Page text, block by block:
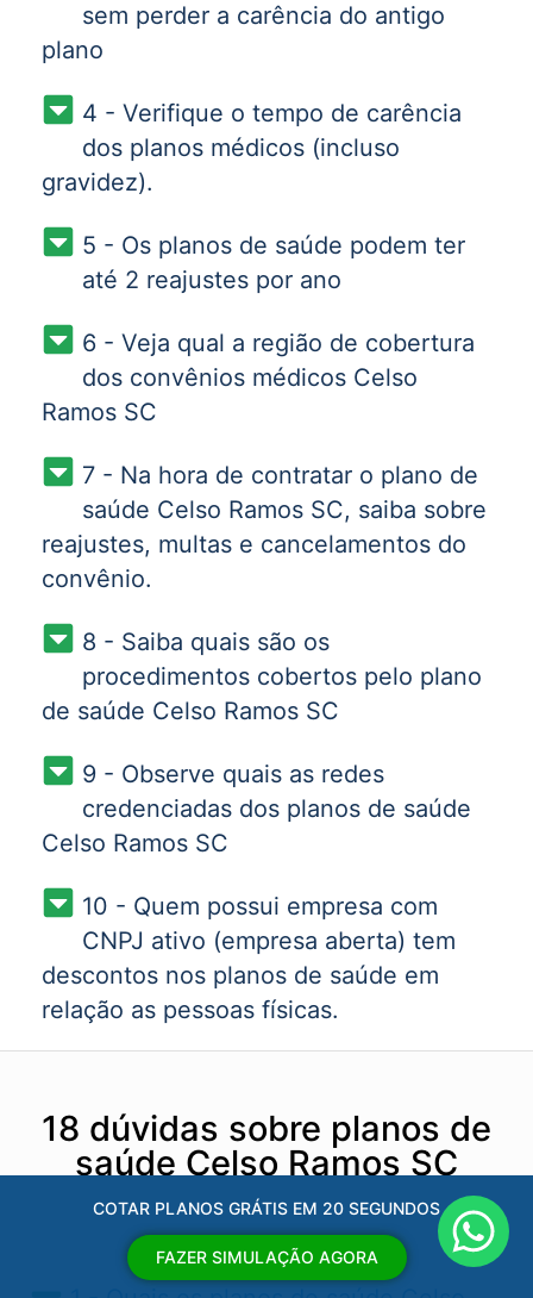
sem perder a carência do antigo
plano
4 - Verifique o tempo de carência
dos planos médicos (incluso
gravidez).
5 - Os planos de saúde podem ter
até 2 reajustes por ano
6 - Veja qual a região de cobertura
dos convênios médicos Celso
Ramos SC
7 - Na hora de contratar o plano de
saúde Celso Ramos SC, saiba sobre
reajustes, multas e cancelamentos do
convênio.
8 - Saiba quais são os
procedimentos cobertos pelo plano
de saúde Celso Ramos SC
9 - Observe quais as redes
credenciadas dos planos de saúde
Celso Ramos SC
10 - Quem possui empresa com
CNPJ ativo (empresa aberta) tem
descontos nos planos de saúde em
relação as pessoas físicas.
18 dúvidas sobre planos de
saúde Celso Ramos SC
COTAR PLANOS GRÁTIS EM 20 SEGUNDOS
FAZER SIMULAÇÃO AGORA